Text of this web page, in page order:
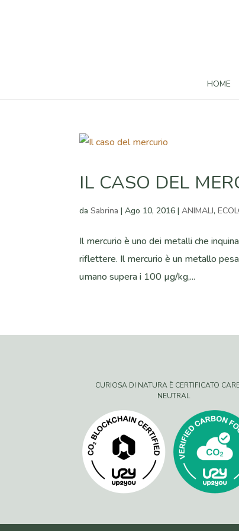
HOME
IL CASO DEL
daSabrina |Ago 10, 2016 |ANIMALI,
Il mercurio è uno dei metalli che
riflettere. Il mercurio è un metallo
umano supera i 100 µg/kg,...
CURIOSA DI NATURA È CERTIFICATO
NEUTRAL